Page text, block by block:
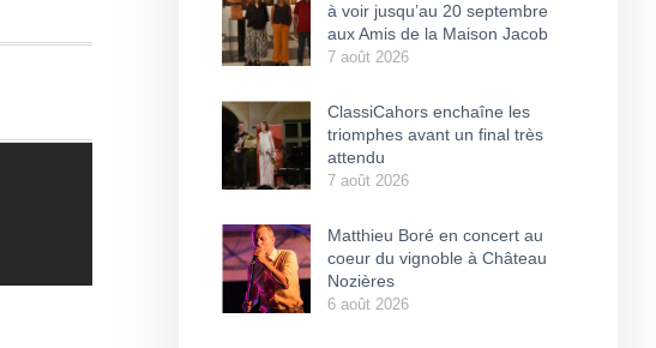
à voir jusqu’au 20 septembre
aux Amis de la Maison Jacob
7 août 2026
ClassiCahors enchaîne les
triomphes avant un final très
attendu
7 août 2026
Matthieu Boré en concert au
coeur du vignoble à Château
Nozières
6 août 2026